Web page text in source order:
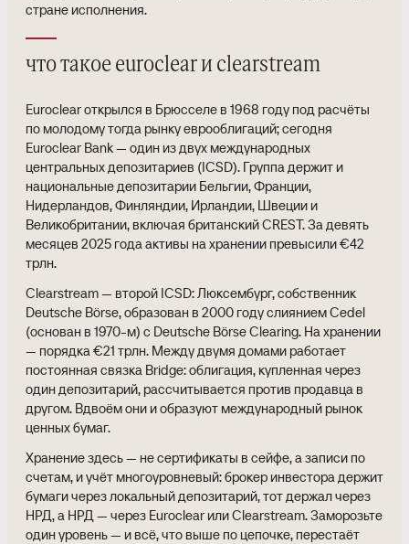
стране исполнения.
что такое euroclear и clearstream
Euroclear открылся в Брюсселе в 1968 году под расчёты
по молодому тогда рынку еврооблигаций; сегодня
Euroclear Bank — один из двух международных
центральных депозитариев (ICSD). Группа держит и
национальные депозитарии Бельгии, Франции,
Нидерландов, Финляндии, Ирландии, Швеции и
Великобритании, включая британский CREST. За девять
месяцев 2025 года активы на хранении превысили €42
трлн.
Clearstream — второй ICSD: Люксембург, собственник
Deutsche Börse, образован в 2000 году слиянием Cedel
(основан в 1970-м) с Deutsche Börse Clearing. На хранении
— порядка €21 трлн. Между двумя домами работает
постоянная связка Bridge: облигация, купленная через
один депозитарий, рассчитывается против продавца в
другом. Вдвоём они и образуют международный рынок
ценных бумаг.
Хранение здесь — не сертификаты в сейфе, а записи по
счетам, и учёт многоуровневый: брокер инвестора держит
бумаги через локальный депозитарий, тот держал через
НРД, а НРД — через Euroclear или Clearstream. Заморозьте
один уровень — и всё, что выше по цепочке, перестаёт